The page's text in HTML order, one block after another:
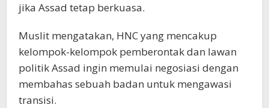
jika Assad tetap berkuasa.
Muslit mengatakan, HNC yang mencakup
kelompok-kelompok pemberontak dan lawan
politik Assad ingin memulai negosiasi dengan
membahas sebuah badan untuk mengawasi
transisi.